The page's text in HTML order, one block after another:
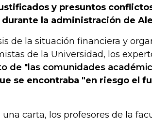
y presuntos
la administración de
de la situación financiera y
de la Universidad, los
de "las comunidades
se encontraba "en riesgo el
carta, los profesores de la